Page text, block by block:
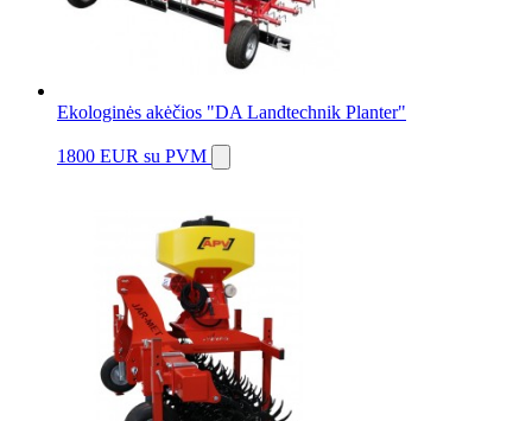
Ekologinės akėčios "DA Landtechnik Planter"
1800 EUR su PVM